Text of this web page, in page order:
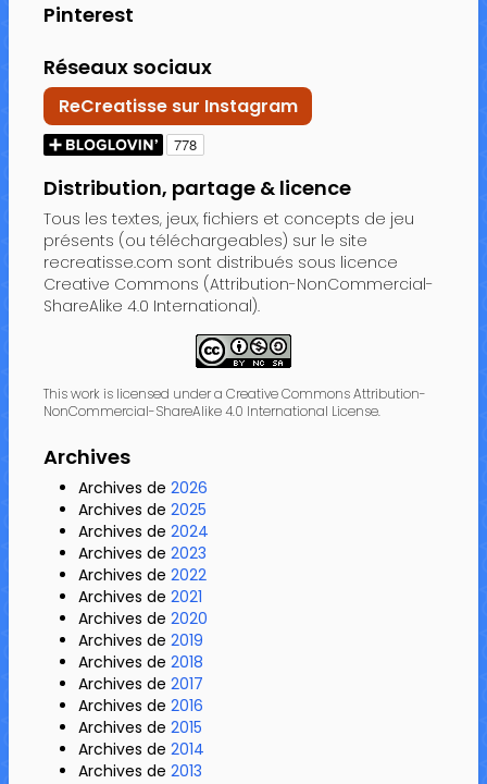
Pinterest
Réseaux sociaux
ReCreatisse sur Instagram
Distribution, partage & licence
Tous les textes, jeux, fichiers et concepts de jeu
présents (ou téléchargeables) sur le site
recreatisse.com sont distribués sous licence
Creative Commons (Attribution-NonCommercial-
ShareAlike 4.0 International).
This work is licensed under a Creative Commons Attribution-
NonCommercial-ShareAlike 4.0 International License.
Archives
Archives de 2026
Archives de 2025
Archives de 2024
Archives de 2023
Archives de 2022
Archives de 2021
Archives de 2020
Archives de 2019
Archives de 2018
Archives de 2017
Archives de 2016
Archives de 2015
Archives de 2014
Archives de 2013